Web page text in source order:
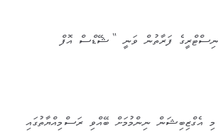
ފަރާތުން ވަނީ “ޝޭޑްސް އޮފް
މި އެގްޒިބިޝަން ނިންމުމަށް ބޭއްވި ރަސްމިއްޔާތުގައި